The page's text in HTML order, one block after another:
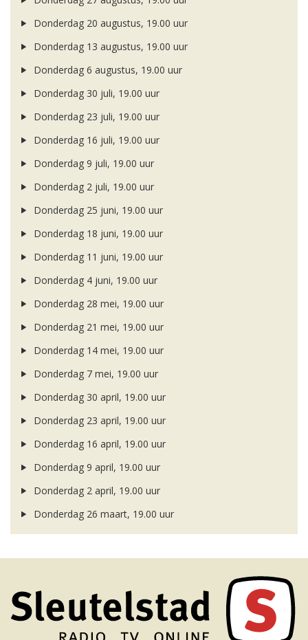
Donderdag 20 augustus, 19.00 uur
Donderdag 13 augustus, 19.00 uur
Donderdag 6 augustus, 19.00 uur
Donderdag 30 juli, 19.00 uur
Donderdag 23 juli, 19.00 uur
Donderdag 16 juli, 19.00 uur
Donderdag 9 juli, 19.00 uur
Donderdag 2 juli, 19.00 uur
Donderdag 25 juni, 19.00 uur
Donderdag 18 juni, 19.00 uur
Donderdag 11 juni, 19.00 uur
Donderdag 4 juni, 19.00 uur
Donderdag 28 mei, 19.00 uur
Donderdag 21 mei, 19.00 uur
Donderdag 14 mei, 19.00 uur
Donderdag 7 mei, 19.00 uur
Donderdag 30 april, 19.00 uur
Donderdag 23 april, 19.00 uur
Donderdag 16 april, 19.00 uur
Donderdag 9 april, 19.00 uur
Donderdag 2 april, 19.00 uur
Donderdag 26 maart, 19.00 uur